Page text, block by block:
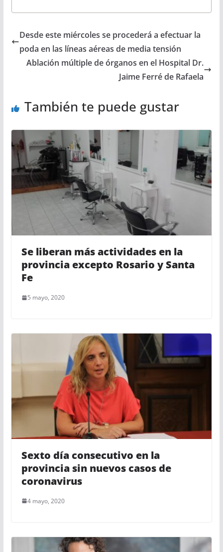
Desde este miércoles se procederá a efectuar la
poda en las líneas aéreas de media tensión
Ablación múltiple de órganos en el Hospital Dr.
Jaime Ferré de Rafaela
También te puede gustar
Se liberan más actividades en la
provincia excepto Rosario y Santa
Fe
5 mayo, 2020
Sexto día consecutivo en la
provincia sin nuevos casos de
coronavirus
4 mayo, 2020